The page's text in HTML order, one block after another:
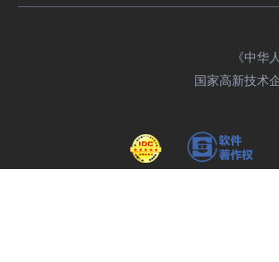
《中华
国家高新技术